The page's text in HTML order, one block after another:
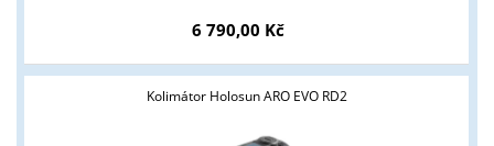
6 790,00 Kč
Kolimátor Holosun ARO EVO RD2
podnikatelům v oblasti zbraně a střelivo. Splňujete tyto
ANO NE